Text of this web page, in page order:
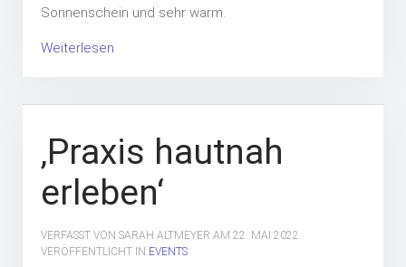
Sonnenschein und sehr warm.
Weiterlesen
‚Praxis hautnah
erleben‘
VERFASST VON SARAH ALTMEYER AM 22. MAI 2022.
VERÖFFENTLICHT IN EVENTS